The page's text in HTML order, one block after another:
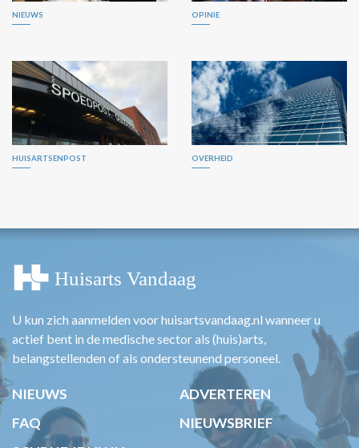
NIEUWS OPINIE
HUISARTSENPOST OVERHEID
U kun zich aanmelden voor huisartsvandaag.nl wanneer u
actief bent in de medische sector als (huis)arts,
belangstellenden of als ondersteunend personeel.
NIEUWS
ADVERTEREN
FAQ
NIEUWSBRIEF